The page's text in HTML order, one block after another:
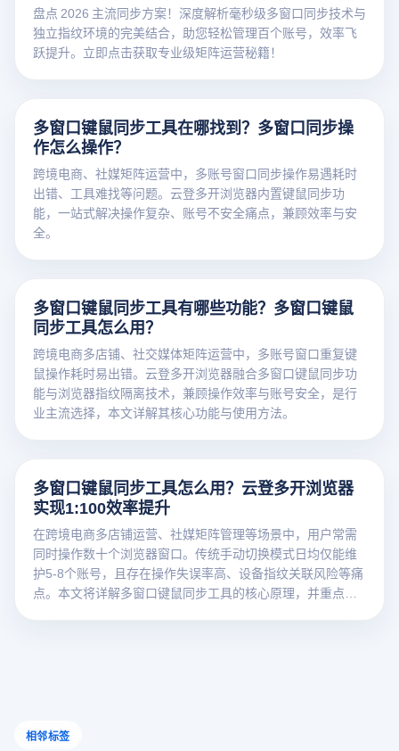
盘点 2026 主流同步方案！深度解析毫秒级多窗口同步技术与
独立指纹环境的完美结合，助您轻松管理百个账号，效率飞
跃提升。立即点击获取专业级矩阵运营秘籍！
多窗口键鼠同步工具在哪找到？多窗口同步操
作怎么操作？
跨境电商、社媒矩阵运营中，多账号窗口同步操作易遇耗时
出错、工具难找等问题。云登多开浏览器内置键鼠同步功
能，一站式解决操作复杂、账号不安全痛点，兼顾效率与安
全。
多窗口键鼠同步工具有哪些功能？多窗口键鼠
同步工具怎么用？
跨境电商多店铺、社交媒体矩阵运营中，多账号窗口重复键
鼠操作耗时易出错。云登多开浏览器融合多窗口键鼠同步功
能与浏览器指纹隔离技术，兼顾操作效率与账号安全，是行
业主流选择，本文详解其核心功能与使用方法。
多窗口键鼠同步工具怎么用？云登多开浏览器
实现1:100效率提升
在跨境电商多店铺运营、社媒矩阵管理等场景中，用户常需
同时操作数十个浏览器窗口。传统手动切换模式日均仅能维
护5-8个账号，且存在操作失误率高、设备指纹关联风险等痛
点。本文将详解多窗口键鼠同步工具的核心原理，并重点解
相邻标签